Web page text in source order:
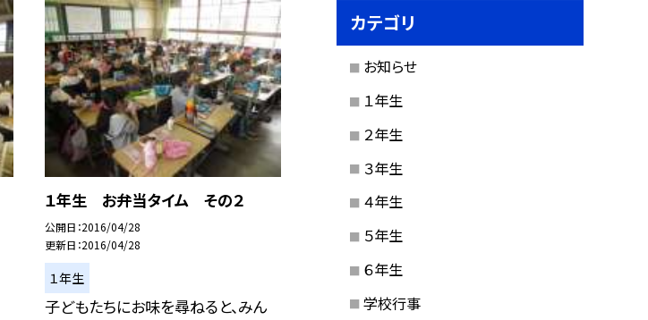
１年生 お弁当タイム その２
公開日 2016/04/28
更新日 2016/04/28
１年生
子どもたちにお味を尋ねると、みん
カテゴリ
お知らせ
１年生
２年生
３年生
４年生
５年生
６年生
学校行事